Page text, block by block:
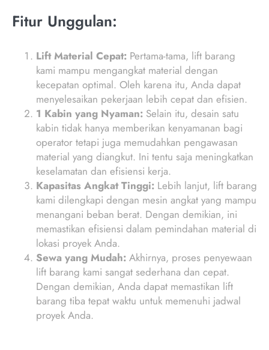
Fitur Unggulan:
Lift Material Cepat: Pertama-tama, lift barang
kami mampu mengangkat material dengan
kecepatan optimal. Oleh karena itu, Anda dapat
menyelesaikan pekerjaan lebih cepat dan efisien.
1 Kabin yang Nyaman: Selain itu, desain satu
kabin tidak hanya memberikan kenyamanan bagi
operator tetapi juga memudahkan pengawasan
material yang diangkut. Ini tentu saja meningkatkan
keselamatan dan efisiensi kerja.
Kapasitas Angkat Tinggi: Lebih lanjut, lift barang
kami dilengkapi dengan mesin angkat yang mampu
menangani beban berat. Dengan demikian, ini
memastikan efisiensi dalam pemindahan material di
lokasi proyek Anda.
Sewa yang Mudah: Akhirnya, proses penyewaan
lift barang kami sangat sederhana dan cepat.
Dengan demikian, Anda dapat memastikan lift
barang tiba tepat waktu untuk memenuhi jadwal
proyek Anda.